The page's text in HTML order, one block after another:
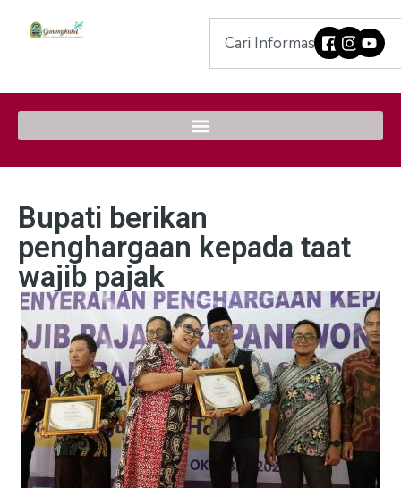
Bupati berikan
penghargaan kepada taat
wajib pajak